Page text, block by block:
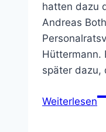
hatten dazu
Andreas
Hüttermann.
später dazu,
Weiterlesen